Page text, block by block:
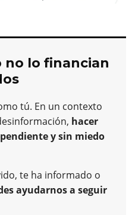
no lo financian
tú. En un contexto
hacer
y sin miedo
te ha informado o
ayudarnos a seguir